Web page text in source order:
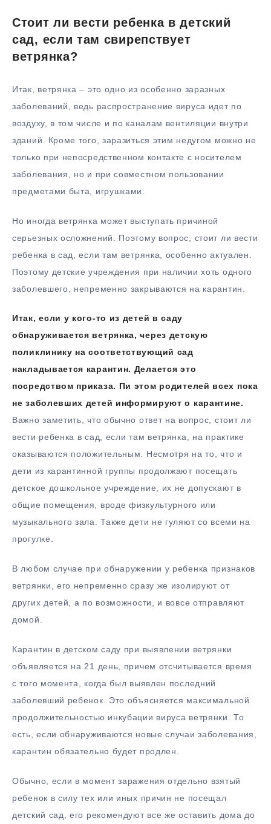
Стоит ли вести ребенка в детский
сад, если там свирепствует
ветрянка?
Итак, ветрянка – это одно из особенно заразных
заболеваний, ведь распространение вируса идет по
воздуху, в том числе и по каналам вентиляции внутри
зданий. Кроме того, заразиться этим недугом можно не
только при непосредственном контакте с носителем
заболевания, но и при совместном пользовании
предметами быта, игрушками.
Но иногда ветрянка может выступать причиной
серьезных осложнений. Поэтому вопрос, стоит ли вести
ребенка в сад, если там ветрянка, особенно актуален.
Поэтому детские учреждения при наличии хоть одного
заболевшего, непременно закрываются на карантин.
Итак, если у кого-то из детей в саду
обнаруживается ветрянка, через детскую
поликлинику на соответствующий сад
накладывается карантин. Делается это
посредством приказа. Пи этом родителей всех пока
не заболевших детей информируют о карантине.
Важно заметить, что обычно ответ на вопрос, стоит ли
вести ребенка в сад, если там ветрянка, на практике
оказываются положительным. Несмотря на то, что и
дети из карантинной группы продолжают посещать
детское дошкольное учреждение, их не допускают в
общие помещения, вроде физкультурного или
музыкального зала. Также дети не гуляют со всеми на
прогулке.
В любом случае при обнаружении у ребенка признаков
ветрянки, его непременно сразу же изолируют от
других детей, а по возможности, и вовсе отправляют
домой.
Карантин в детском саду при выявлении ветрянки
объявляется на 21 день, причем отсчитывается время
с того момента, когда был выявлен последний
заболевший ребенок. Это объясняется максимальной
продолжительностью инкубации вируса ветрянки. То
есть, если обнаруживаются новые случаи заболевания,
карантин обязательно будет продлен.
Обычно, если в момент заражения отдельно взятый
ребенок в силу тех или иных причин не посещал
детский сад, его рекомендуют все же оставить дома до